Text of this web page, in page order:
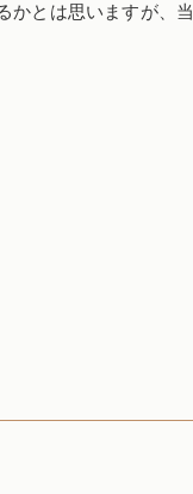
かとは思いますが、当